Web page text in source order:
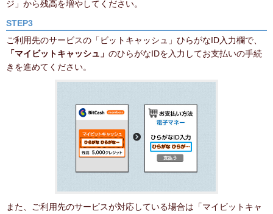
ジ」から残高を増やしてください。
STEP3
ご利用先のサービスの「ビットキャッシュ」ひらがなID入力欄で、
「マイビットキャッシュ」 のひらがなIDを入力してお支払いの手続
きを進めてください。
また、ご利用先のサービスが対応している場合は「マイビットキャ